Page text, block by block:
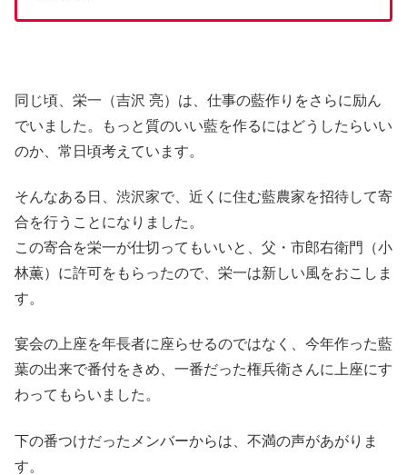
同じ頃、栄一（吉沢 亮）は、仕事の藍作りをさらに励ん
でいました。もっと質のいい藍を作るにはどうしたらいい
のか、常日頃考えています。
そんなある日、渋沢家で、近くに住む藍農家を招待して寄
合を行うことになりました。
この寄合を栄一が仕切ってもいいと、父・市郎右衛門（小
林薫）に許可をもらったので、栄一は新しい風をおこしま
す。
宴会の上座を年長者に座らせるのではなく、今年作った藍
葉の出来で番付をきめ、一番だった権兵衛さんに上座にす
わってもらいました。
下の番つけだったメンバーからは、不満の声があがりま
す。